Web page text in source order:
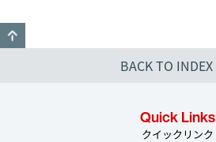
BACK TO INDEX
Quick Links
クイックリンク